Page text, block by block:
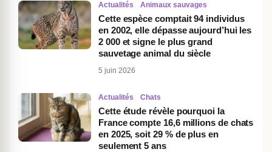
Actualités Animaux sauvages
Cette espèce comptait 94 individus
en 2002, elle dépasse aujourd’hui les
2 000 et signe le plus grand
sauvetage animal du siècle
5 juin 2026
Actualités Chats
Cette étude révèle pourquoi la
France compte 16,6 millions de chats
en 2025, soit 29 % de plus en
seulement 5 ans